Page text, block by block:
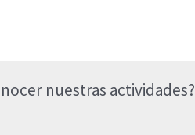
nuestras actividades?